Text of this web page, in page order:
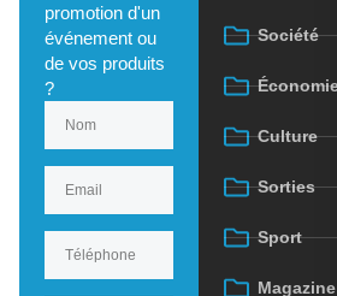
promotion d'un
événement ou
de vos produits
?
Société
Culture
Sorties
Sport
Magazine